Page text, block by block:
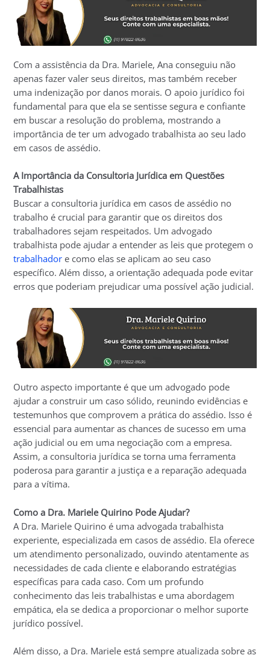
Com a assistência da Dra. Mariele, Ana conseguiu não
apenas fazer valer seus direitos, mas também receber
uma indenização por danos morais. O apoio jurídico foi
fundamental para que ela se sentisse segura e confiante
em buscar a resolução do problema, mostrando a
importância de ter um advogado trabalhista ao seu lado
em casos de assédio.
A Importância da Consultoria Jurídica em Questões
Trabalhistas
Buscar a consultoria jurídica em casos de assédio no
trabalho é crucial para garantir que os direitos dos
trabalhadores sejam respeitados. Um advogado
trabalhista pode ajudar a entender as leis que protegem o
trabalhador e como elas se aplicam ao seu caso
específico. Além disso, a orientação adequada pode evitar
erros que poderiam prejudicar uma possível ação judicial.
Outro aspecto importante é que um advogado pode
ajudar a construir um caso sólido, reunindo evidências e
testemunhos que comprovem a prática do assédio. Isso é
essencial para aumentar as chances de sucesso em uma
ação judicial ou em uma negociação com a empresa.
Assim, a consultoria jurídica se torna uma ferramenta
poderosa para garantir a justiça e a reparação adequada
para a vítima.
Como a Dra. Mariele Quirino Pode Ajudar?
A Dra. Mariele Quirino é uma advogada trabalhista
experiente, especializada em casos de assédio. Ela oferece
um atendimento personalizado, ouvindo atentamente as
necessidades de cada cliente e elaborando estratégias
específicas para cada caso. Com um profundo
conhecimento das leis trabalhistas e uma abordagem
empática, ela se dedica a proporcionar o melhor suporte
jurídico possível.
Além disso, a Dra. Mariele está sempre atualizada sobre as